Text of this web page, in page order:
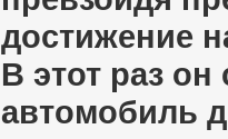
достижение
В этот раз он
автомобиль